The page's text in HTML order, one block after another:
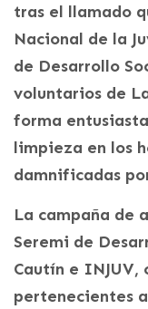
tras el llamado
Nacional de la
de Desarrollo
voluntarios de
forma
limpieza en los
damnificadas
La campaña de
Seremi de
Cautín e INJUV,
pertenecientes